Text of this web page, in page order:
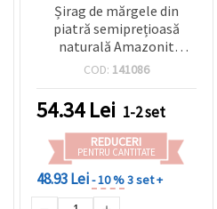
Șirag de mărgele din
piatră semiprețioasă
naturală Amazonit
rusesc, calitate premium,
COD: 141086
54.34Lei 1-2 set
REDUCERI
PENTRU CANTITATE
48.93 Lei- 10 %3 set +